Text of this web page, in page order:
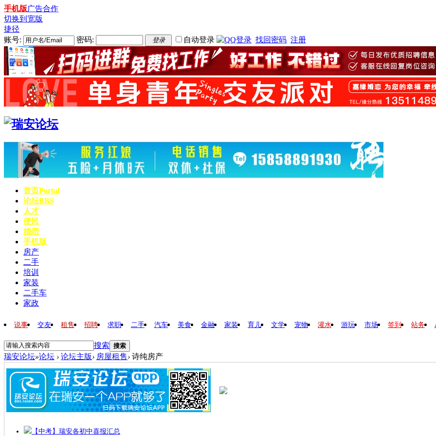
手机版广告合作
切换到宽版
捷径
账号:
密码: 登录 自动登录 找回密码 注册
首页Portal
论坛BBS
人才
便民
婚恋
手机版
房产
二手
培训
家装
二手车
家政
说事 交友 租售 招聘 求职 二手 汽车 美食 金融 家装 育儿 文学 宠物 灌水 游玩 市场 签到 站务
搜索 搜索
瑞安论坛»论坛 › 论坛主版› 房屋租售› 诗纯房产
【中考】瑞安各初中喜报汇总